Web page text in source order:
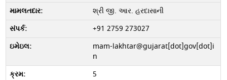
શ્રી જી. આર. હરદાસાની
+91 2759 273027
mam-lakhtar@gujarat[dot]gov[dot]i
n
5